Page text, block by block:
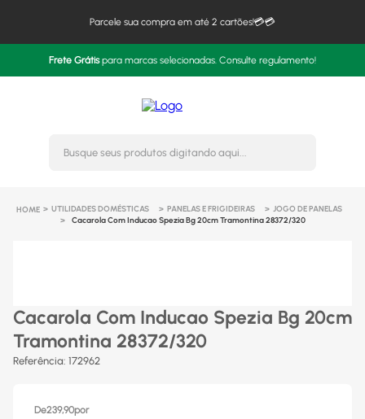
Parcele sua compra em até 2 cartões!💳💳
Frete Grátispara marcas selecionadas. Consulte regulamento!
Busque seus produtos
UTILIDADES DOMÉSTICAS PANELAS E FRIGIDEIRAS
JOGO DE PANELAS
Cacarola Com Inducao Spezia Bg 20cm Tramontina 28372/320
Cacarola Com Inducao Spezia Bg 20cm
Tramontina 28372/320
Referência: 172962
De239,90por